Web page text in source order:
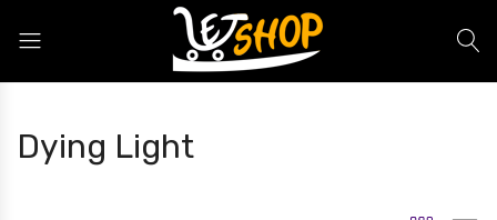
Dying Light